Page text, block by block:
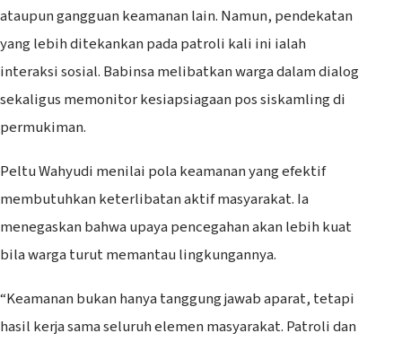
ataupun gangguan keamanan lain. Namun, pendekatan
yang lebih ditekankan pada patroli kali ini ialah
interaksi sosial. Babinsa melibatkan warga dalam dialog
sekaligus memonitor kesiapsiagaan pos siskamling di
permukiman.
Peltu Wahyudi menilai pola keamanan yang efektif
membutuhkan keterlibatan aktif masyarakat. Ia
menegaskan bahwa upaya pencegahan akan lebih kuat
bila warga turut memantau lingkungannya.
“Keamanan bukan hanya tanggung jawab aparat, tetapi
hasil kerja sama seluruh elemen masyarakat. Patroli dan